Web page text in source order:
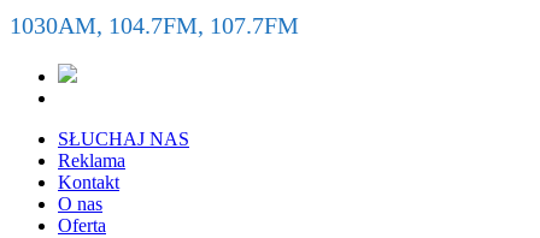
1030AM, 104.7FM, 107.7FM
SŁUCHAJ NAS
Reklama
Kontakt
O nas
Oferta